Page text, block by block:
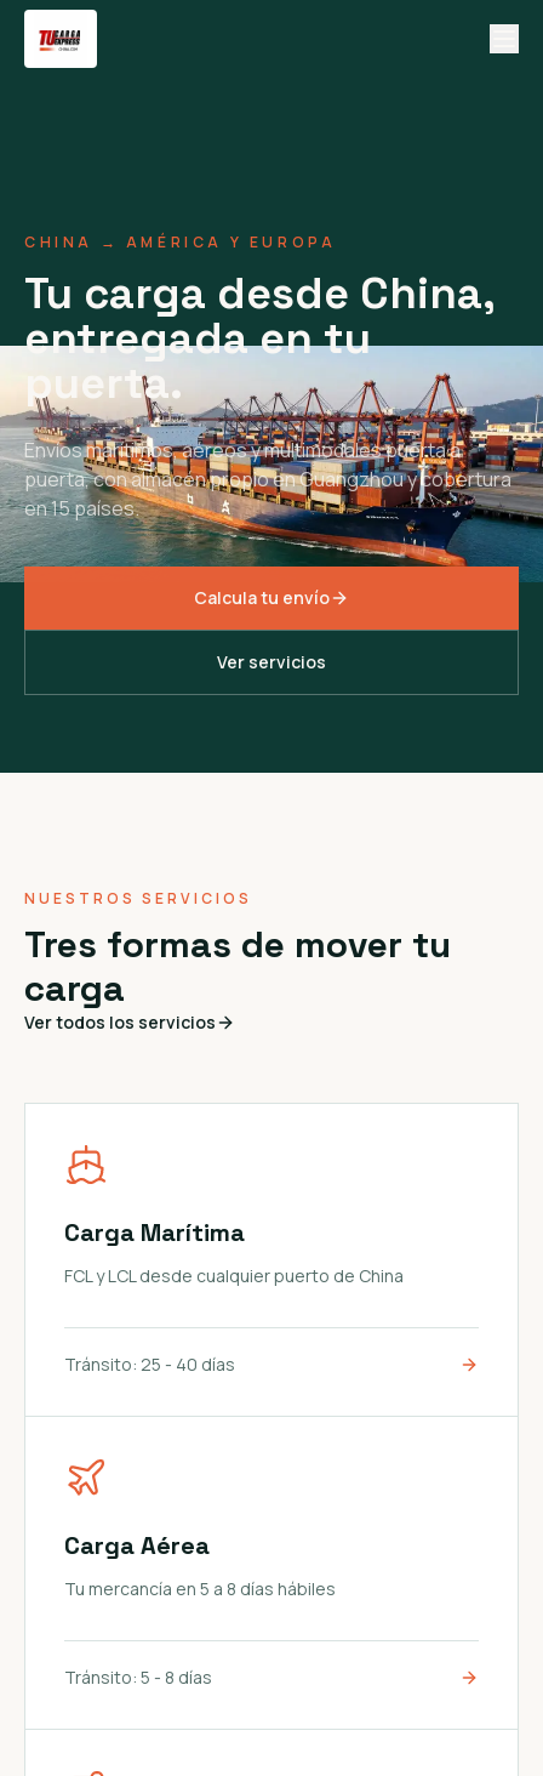
CHINA → AMÉRICA Y EUROPA
Tu carga desde China,
entregada en tu
puerta.
Envíos marítimos, aéreos y multimodales puerta a
puerta, con almacén propio en Guangzhou y cobertura
en 15 países.
Calcula tu envío
Ver servicios
NUESTROS SERVICIOS
Tres formas de mover tu
carga
Ver todos los servicios
Carga Marítima
FCL y LCL desde cualquier puerto de China
Tránsito: 25 - 40 días
Carga Aérea
Tu mercancía en 5 a 8 días hábiles
Tránsito: 5 - 8 días